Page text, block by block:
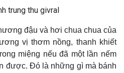
đậu và hơi chua chua của
vị thơm nồng, thanh khiết
miệng nếu đã một lần nếm
được. Đó là những gì mà bánh